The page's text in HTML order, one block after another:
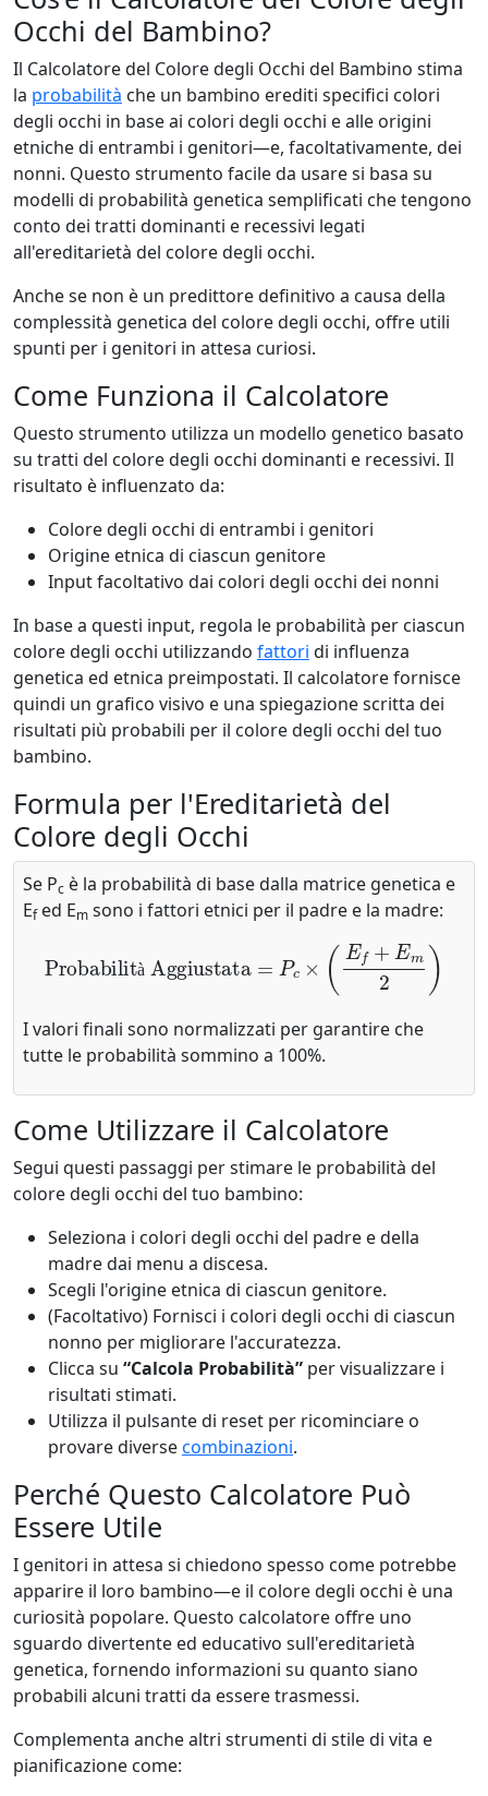
Occhi del Bambino?
Il Calcolatore del Colore degli Occhi del Bambino stima
la probabilità che un bambino erediti specifici colori
degli occhi in base ai colori degli occhi e alle origini
etniche di entrambi i genitori—e, facoltativamente, dei
nonni. Questo strumento facile da usare si basa su
modelli di probabilità genetica semplificati che tengono
conto dei tratti dominanti e recessivi legati
all'ereditarietà del colore degli occhi.
Anche se non è un predittore definitivo a causa della
complessità genetica del colore degli occhi, offre utili
spunti per i genitori in attesa curiosi.
Come Funziona il Calcolatore
Questo strumento utilizza un modello genetico basato
su tratti del colore degli occhi dominanti e recessivi. Il
risultato è influenzato da:
Colore degli occhi di entrambi i genitori
Origine etnica di ciascun genitore
Input facoltativo dai colori degli occhi dei nonni
In base a questi input, regola le probabilità per ciascun
colore degli occhi utilizzando fattori di influenza
genetica ed etnica preimpostati. Il calcolatore fornisce
quindi un grafico visivo e una spiegazione scritta dei
risultati più probabili per il colore degli occhi del tuo
bambino.
Formula per l'Ereditarietà del
Colore degli Occhi
Se Pc è la probabilità di base dalla matrice genetica e
Efed Em sono i fattori etnici per il padre e la madre:
à
×( Ef+ E m2
I valori finali sono normalizzati per garantire che
tutte le probabilità sommino a 100%.
Come Utilizzare il Calcolatore
Segui questi passaggi per stimare le probabilità del
colore degli occhi del tuo bambino:
Seleziona i colori degli occhi del padre e della
madre dai menu a discesa.
Scegli l'origine etnica di ciascun genitore.
(Facoltativo) Fornisci i colori degli occhi di ciascun
nonno per migliorare l'accuratezza.
Clicca su “Calcola Probabilità” per visualizzare i
risultati stimati.
Utilizza il pulsante di reset per ricominciare o
provare diversecombinazioni.
Perché Questo Calcolatore Può
Essere Utile
I genitori in attesa si chiedono spesso come potrebbe
apparire il loro bambino—e il colore degli occhi è una
curiosità popolare. Questo calcolatore offre uno
sguardo divertente ed educativo sull'ereditarietà
genetica, fornendo informazioni su quanto siano
probabili alcuni tratti da essere trasmessi.
Complementa anche altri strumenti di stile di vita e
pianificazione come: